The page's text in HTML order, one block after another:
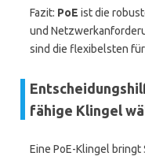
Fazit: PoE ist die
und
sind die flexibelsten
fähige Klingel
Eine PoE-Klingel